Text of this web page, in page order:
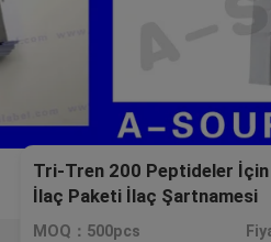
Tri-Tren 200 Peptideler İçin
İlaç Paketi İlaç Şartnamesi
MOQ：500pcs